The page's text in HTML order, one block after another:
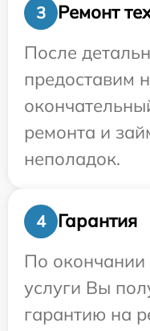
3
Ремонт
После
предоставим
ремонта и
неполадок.
4
Гарантия
По
услуги Вы
гарантию на